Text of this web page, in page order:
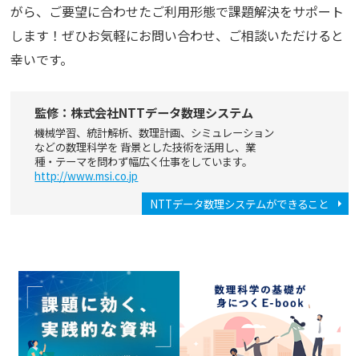
がら、ご要望に合わせたご利用形態で課題解決をサポート
します！ぜひお気軽にお問い合わせ、ご相談いただけると
幸いです。
監修：株式会社NTTデータ数理システム
機械学習、統計解析、数理計画、シミュレーション
などの数理科学を 背景とした技術を活用し、業
種・テーマを問わず幅広く仕事をしています。
http://www.msi.co.jp
NTTデータ数理システムができること